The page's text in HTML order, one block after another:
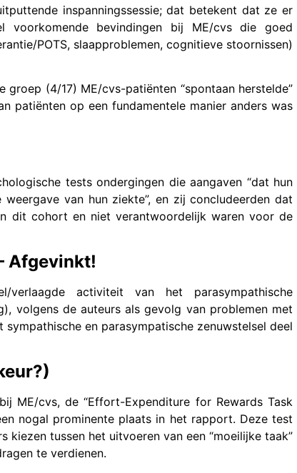
inspanningssessie; dat betekent dat ze er
voorkomende bevindingen bij ME/cvs die goed
POTS, slaapproblemen, cognitieve stoornissen)
(4/17) ME/cvs-patiënten “spontaan herstelde”
patiënten op een fundamentele manier anders was
tests ondergingen die aangaven “dat hun
van hun ziekte”, en zij concludeerden dat
dit cohort en niet verantwoordelijk waren voor de
Afgevinkt!
verlaagde activiteit van het parasympathische
volgens de auteurs als gevolg van problemen met
en parasympatische zenuwstelsel deel
ME/cvs, de “Effort-Expenditure for Rewards Task
nogal prominente plaats in het rapport. Deze test
kiezen tussen het uitvoeren van een “moeilijke taak”
te verdienen.